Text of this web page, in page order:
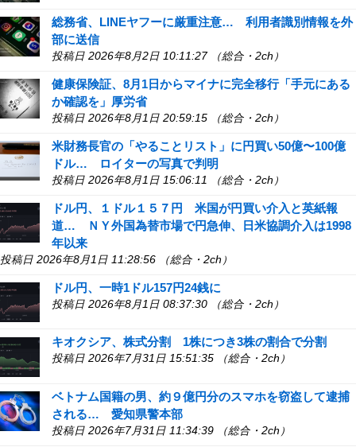
総務省、LINEヤフーに厳重注意… 利用者識別情報を外
部に送信
投稿日 2026年8月2日 10:11:27 （総合・2ch）
健康保険証、8月1日からマイナに完全移行「手元にある
か確認を」厚労省
投稿日 2026年8月1日 20:59:15 （総合・2ch）
米財務長官の「やることリスト」に円買い50億〜100億
ドル… ロイターの写真で判明
投稿日 2026年8月1日 15:06:11 （総合・2ch）
ドル円、１ドル１５７円 米国が円買い介入と英紙報
道… ＮＹ外国為替市場で円急伸、日米協調介入は1998
年以来
投稿日 2026年8月1日 11:28:56 （総合・2ch）
ドル円、一時1ドル157円24銭に
投稿日 2026年8月1日 08:37:30 （総合・2ch）
キオクシア、株式分割 1株につき3株の割合で分割
投稿日 2026年7月31日 15:51:35 （総合・2ch）
ベトナム国籍の男、約９億円分のスマホを窃盗して逮捕
される… 愛知県警本部
投稿日 2026年7月31日 11:34:39 （総合・2ch）